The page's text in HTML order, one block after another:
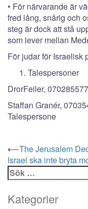
• För närvarande är
fred lång, snårig och
steg är dock att stå
som lever mellan
För judar för Israelisk
Talespersoner
DrorFeiler,
Staffan Granér,
Talespersone
Post
navigation
⟵The Jerusalem
Israel ska inte bryta
Sök
efter:
Kategorier